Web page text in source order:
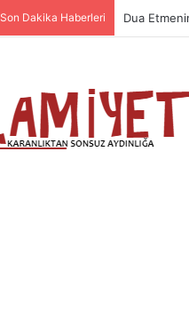
Son Dakika Haberleri Namazın